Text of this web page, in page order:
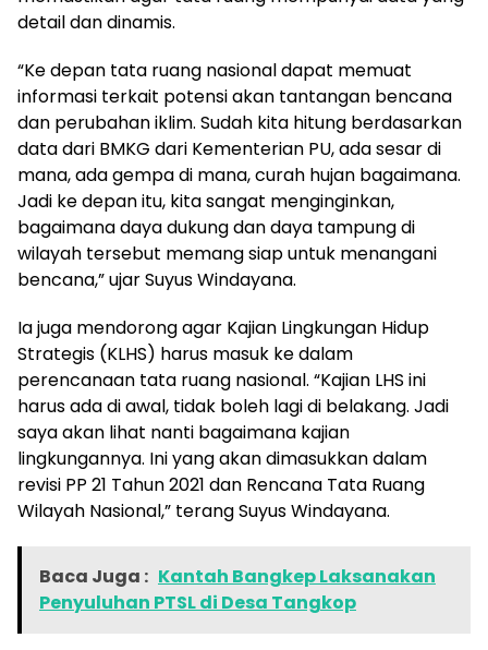
detail dan dinamis.
“Ke depan tata ruang nasional dapat memuat
informasi terkait potensi akan tantangan bencana
dan perubahan iklim. Sudah kita hitung berdasarkan
data dari BMKG dari Kementerian PU, ada sesar di
mana, ada gempa di mana, curah hujan bagaimana.
Jadi ke depan itu, kita sangat menginginkan,
bagaimana daya dukung dan daya tampung di
wilayah tersebut memang siap untuk menangani
bencana,” ujar Suyus Windayana.
Ia juga mendorong agar Kajian Lingkungan Hidup
Strategis (KLHS) harus masuk ke dalam
perencanaan tata ruang nasional. “Kajian LHS ini
harus ada di awal, tidak boleh lagi di belakang. Jadi
saya akan lihat nanti bagaimana kajian
lingkungannya. Ini yang akan dimasukkan dalam
revisi PP 21 Tahun 2021 dan Rencana Tata Ruang
Wilayah Nasional,” terang Suyus Windayana.
Baca Juga : Kantah Bangkep Laksanakan
Penyuluhan PTSL di Desa Tangkop